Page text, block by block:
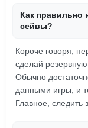
Как правильно
сейвы?
Короче говоря,
сделай
Обычно
данными игры, и
Главное, следить